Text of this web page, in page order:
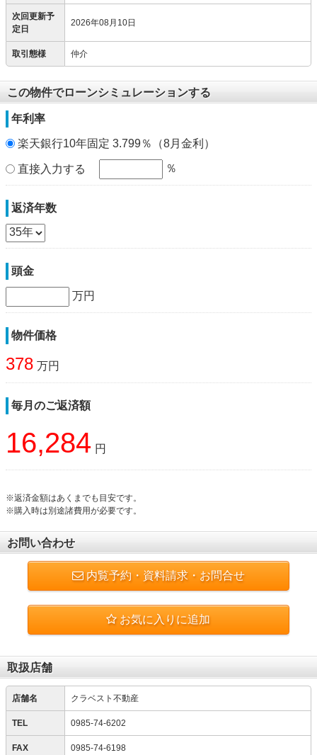
次回更新予
定日
2026年08月10日
取引態様 仲介
この物件でローンシミュレーションする
年利率
楽天銀行10年固定 3.799％（8月金利）
直接入力する ％
返済年数
頭金
万円
物件価格
378 万円
毎月のご返済額
16,284 円
※返済金額はあくまでも目安です。
※購入時は別途諸費用が必要です。
お問い合わせ
内覧予約・資料請求・お問合せ
お気に入りに追加
取扱店舗
店舗名 クラベスト不動産
TEL 0985-74-6202
FAX 0985-74-6198